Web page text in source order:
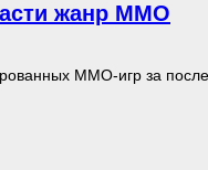
жанр MMO
MMO-игр за